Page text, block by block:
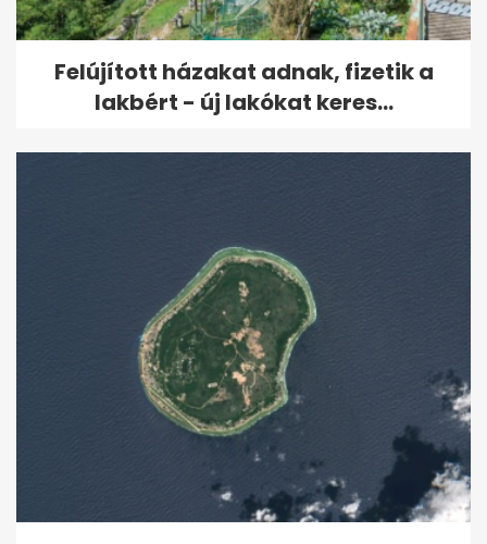
Felújított házakat adnak, fizetik a
lakbért - új lakókat keres...